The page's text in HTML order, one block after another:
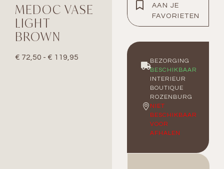
MEDOC VASE
LIGHT
BROWN
€ 72,50 - € 119,95
AAN JE
FAVORIETEN
BEZORGING
BESCHIKBAAR
INTERIEUR
BOUTIQUE
ROZENBURG
NIET
BESCHIKBAAR
VOOR
AFHALEN